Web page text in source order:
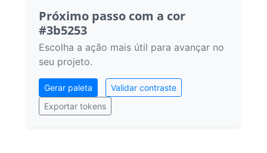
Próximo passo com a cor
#3b5253
Escolha a ação mais útil para avançar no
seu projeto.
Gerar paleta
Validar contraste
Exportar tokens